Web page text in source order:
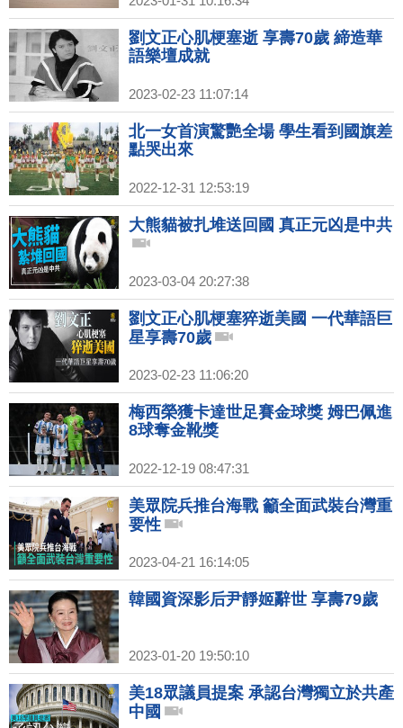
劉文正心肌梗塞逝 享壽70歲 締造華
語樂壇成就
2023-02-23 11:07:14
北一女首演驚艷全場 學生看到國旗差
點哭出來
2022-12-31 12:53:19
大熊貓被扎堆送回國 真正元凶是中共
2023-03-04 20:27:38
劉文正心肌梗塞猝逝美國 一代華語巨
星享壽70歲
2023-02-23 11:06:20
梅西榮獲卡達世足賽金球獎 姆巴佩進
8球奪金靴獎
2022-12-19 08:47:31
美眾院兵推台海戰 籲全面武裝台灣重
要性
2023-04-21 16:14:05
韓國資深影后尹靜姬辭世 享壽79歲
2023-01-20 19:50:10
美18眾議員提案 承認台灣獨立於共產
中國